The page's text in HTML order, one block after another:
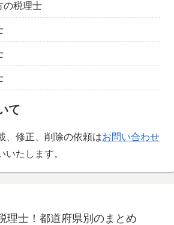
の税理士
て
、修正、削除の依頼はお問い合わせ
いたします。
理士！都道府県別のまとめ